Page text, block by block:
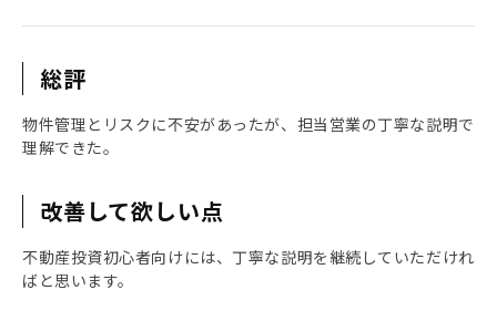
総評
物件管理とリスクに不安があったが、担当営業の丁寧な説明で
理解できた。
改善して欲しい点
不動産投資初心者向けには、丁寧な説明を継続していただけれ
ばと思います。